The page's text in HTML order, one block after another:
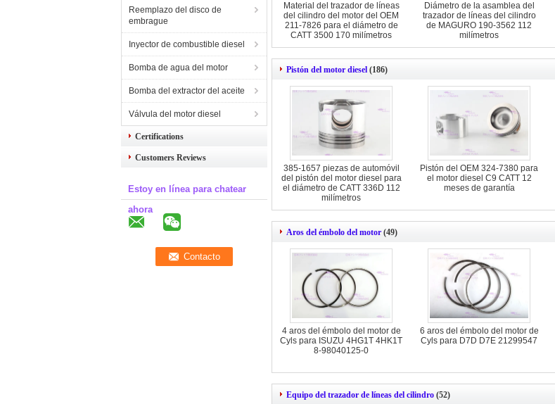
Reemplazo del disco de
embrague
Inyector de combustible diesel
Bomba de agua del motor
Bomba del extractor del aceite
Válvula del motor diesel
Certifications
Customers Reviews
Estoy en línea para chatear
ahora
Material del trazador de líneas
del cilindro del motor del OEM
211-7826 para el diámetro de
CATT 3500 170 milímetros
Diámetro de la asamblea del
trazador de líneas del cilindro
de MAGURO 190-3562 112
milímetros
Pistón del motor diesel (186)
385-1657 piezas de automóvil
del pistón del motor diesel para
el diámetro de CATT 336D 112
milímetros
Pistón del OEM 324-7380 para
el motor diesel C9 CATT 12
meses de garantía
Aros del émbolo del motor (49)
4 aros del émbolo del motor de
Cyls para ISUZU 4HG1T 4HK1T
8-98040125-0
6 aros del émbolo del motor de
Cyls para D7D D7E 21299547
Equipo del trazador de líneas del cilindro (52)